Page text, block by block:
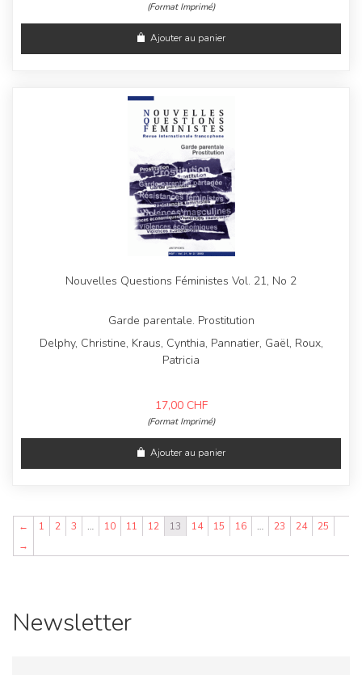
(Format Imprimé)
Ajouter au panier
Nouvelles Questions Féministes Vol. 21, No 2
Garde parentale. Prostitution
Delphy, Christine, Kraus, Cynthia, Pannatier, Gaël, Roux,
Patricia
17,00 CHF
(Format Imprimé)
Ajouter au panier
← 1 2 3 … 10 11 12 13 14 15 16 … 23 24
25
→
Newsletter